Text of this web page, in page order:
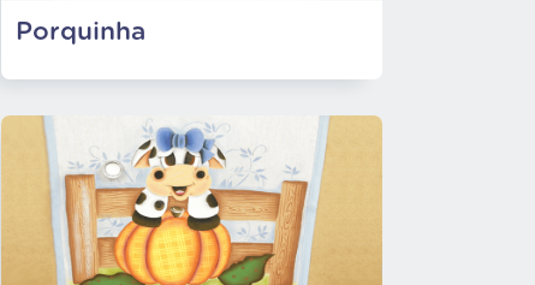
Porquinha